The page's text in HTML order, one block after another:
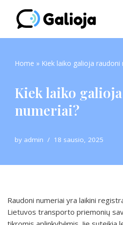
Skip
to
Home » Kiek laiko galioja raudoni
Kiek laiko
numeriai?
by admin 18 sausio, 2025
Raudoni numeriai yra laikini
Lietuvos transporto priemonių